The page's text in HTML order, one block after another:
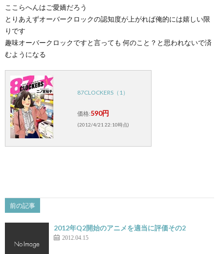
ここらへんはご愛嬌だろう
とりあえずオーバークロックの認知度が上がれば俺的には嬉しい限
りです
趣味オーバークロックですと言っても 何のこと？と思われないで済
むようになる
87CLOCKERS（1）
価格:590円
(2012/4/21 22:10時点)
前の記事
2012年Q2開始のアニメを適当に評価その2
2012.04.15